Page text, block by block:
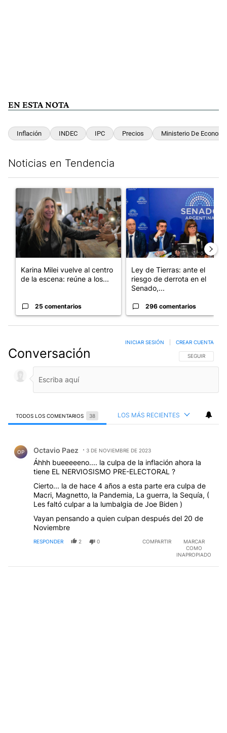
EN ESTA NOTA
Inflación INDEC IPC Precios Ministerio De
Noticias en Tendencia
Un artículo de tendencia con el título "Karina Milei vuelve al
Karina Milei vuelve al centro
de la escena: reúne a los...
25 comentarios
Un artículo de tendencia con
Ley de Tierras: ante el
riesgo de derrota en el
Senado,...
296 comentarios
Conversación SIGA ESTA
SEGUIR
INICIAR SESIÓN CREAR CUENTA
TODOS LOS COMENTARIOS 38 LOS MÁS RECIENTES
OP Octavio Paez 3 DE NOVIEMBRE DE 2023
Áhhh bueeeeeno.... la culpa de la inflación ahora la
tiene EL NERVIOSISMO PRE-ELECTORAL ?
Cierto... la de hace 4 años a esta parte era culpa de
Macri, Magnetto, la Pandemia, La guerra, la Sequía, (
Les faltó culpar a la lumbalgia de Joe Biden )
Vayan pensando a quien culpan después del 20 de
Noviembre
RESPONDER 2 0 COMPARTIR
MARCAR
COMO
INAPROPIADO